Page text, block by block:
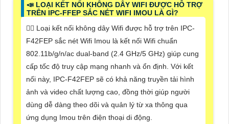
📣 LOẠI KẾT NỐI KHÔNG DÂY WIFI ĐƯỢC HỖ TRỢ
TRÊN IPC-FFEP SẮC NÉT WIFI IMOU LÀ GÌ?
🙆‍♀️ Loại kết nối không dây Wifi được hỗ trợ trên IPC-
F42FEP sắc nét Wifi Imou là kết nối Wifi chuẩn
802.11b/g/n/ac dual-band (2.4 GHz/5 GHz) giúp cung
cấp tốc độ truy cập mạng nhanh và ổn định. Với kết
nối này, IPC-F42FEP sẽ có khả năng truyền tải hình
ảnh và video chất lượng cao, đồng thời giúp người
dùng dễ dàng theo dõi và quản lý từ xa thông qua
ứng dụng Imou trên điện thoại di động.